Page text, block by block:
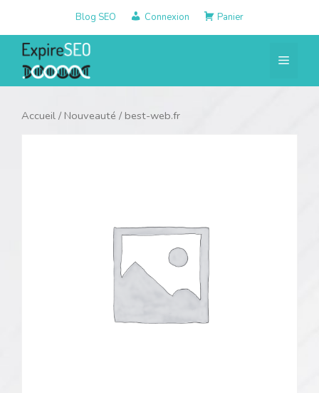
contenu
Blog SEO Connexion Panier
Menu
Accueil / Nouveauté / best-web.fr